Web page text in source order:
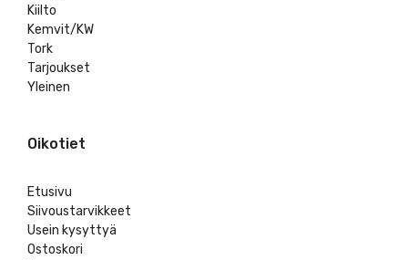
Kiilto
Kemvit/KW
Tork
Tarjoukset
Yleinen
Oikotiet
Etusivu
Siivoustarvikkeet
Usein kysyttyä
Ostoskori